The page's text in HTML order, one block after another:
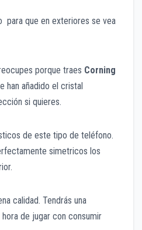
para que en exteriores se vea
porque traes Corning
han añadido el cristal
si quieres.
de este tipo de teléfono.
simetricos los
calidad. Tendrás una
hora de jugar con consumir